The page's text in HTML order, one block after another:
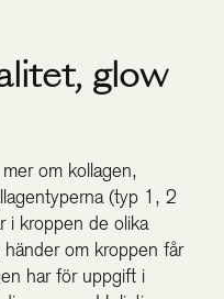
glow
om kollagen,
(typ 1, 2
i kroppen de olika
om kroppen får
har för uppgift i